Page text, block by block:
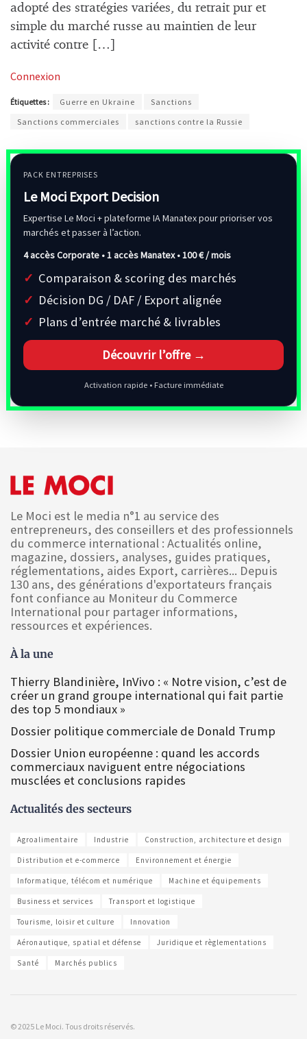
adopté des stratégies variées, du retrait pur et
simple du marché russe au maintien de leur
activité contre […]
Connexion
Étiquettes : Guerre en Ukraine
Sanctions
Sanctions commerciales
sanctions contre la Russie
PACK ENTREPRISES
Le Moci Export Decision
Expertise Le Moci + plateforme IA Manatex pour prioriser vos
marchés et passer à l’action.
4 accès Corporate • 1 accès Manatex •100 € / mois
Comparaison & scoring des marchés
Décision DG / DAF / Export alignée
Plans d’entrée marché & livrables
Découvrir l’offre →
Activation rapide • Facture immédiate
Le Moci est le media n°1 au service des
entrepreneurs, des conseillers et des professionnels
du commerce international : Actualités online,
magazine, dossiers, analyses, guides pratiques,
réglementations, aides Export, carrières... Depuis
130 ans, des générations d'exportateurs français
font confiance au Moniteur du Commerce
International pour partager informations,
ressources et expériences.
À la une
Thierry Blandinière, InVivo : « Notre vision, c’est de
créer un grand groupe international qui fait partie
des top 5 mondiaux »
Dossier politique commerciale de Donald Trump
Dossier Union européenne : quand les accords
commerciaux naviguent entre négociations
musclées et conclusions rapides
Actualités des secteurs
Agroalimentaire Industrie Construction, architecture et design
Distribution et e-commerce Environnement et énergie
Informatique, télécom et numérique Machine et équipements
Business et services Transport et logistique
Tourisme, loisir et culture Innovation
Aéronautique, spatial et défense Juridique et règlementations
Santé Marchés publics
© 2025 Le Moci. Tous droits réservés.